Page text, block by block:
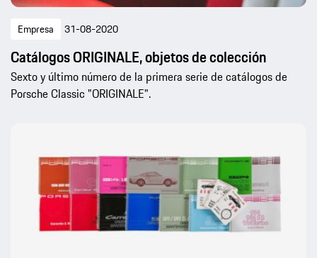
Empresa 31-08-2020
Catálogos ORIGINALE, objetos de colección
Sexto y último número de la primera serie de catálogos de
Porsche Classic "ORIGINALE".